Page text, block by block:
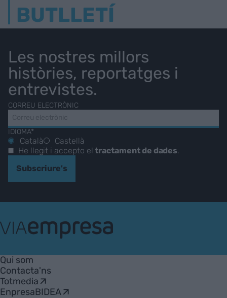
BUTLLETÍ
Les nostres millors
històries, reportatges i
entrevistes.
CORREU ELECTRÒNIC
IDIOMA*
Català
Castellà
He llegit i accepto eltractament de dades
Subscriure's
Empresa
Qui som
Contacta'ns
Totmedia
EnpresaBIDEA